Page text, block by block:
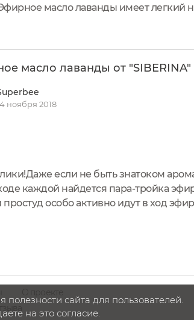
масло лаванды имеет
масло лаванды от "SIBERINA"
ноября 2018
если не быть знатоком
каждой найдется пара-тройка
особо активно идут в ход
сайта для пользователей.
на это согласие.